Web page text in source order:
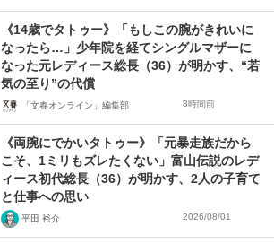
《14歳でタトゥー》「もしこの腕がきれいに
なったら…」少年院を経てシングルマザーに
なった元レディース総長（36）が明かす、“若
気の至り”の代償
「文春オンライン」編集部 8時間前
《両腕にでかいタトゥー》「元暴走族だから
こそ、1ミリもズレたくない」富山伝説のレデ
ィース初代総長（36）が明かす、2人の子育て
と仕事への思い
平田 裕介 2026/08/01